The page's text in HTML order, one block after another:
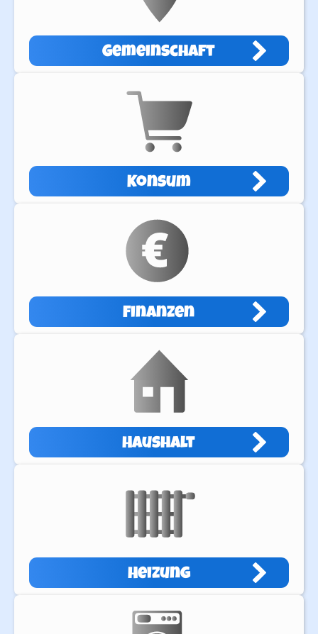
Gemeinschaft
Konsum
Finanzen
Haushalt
Heizung